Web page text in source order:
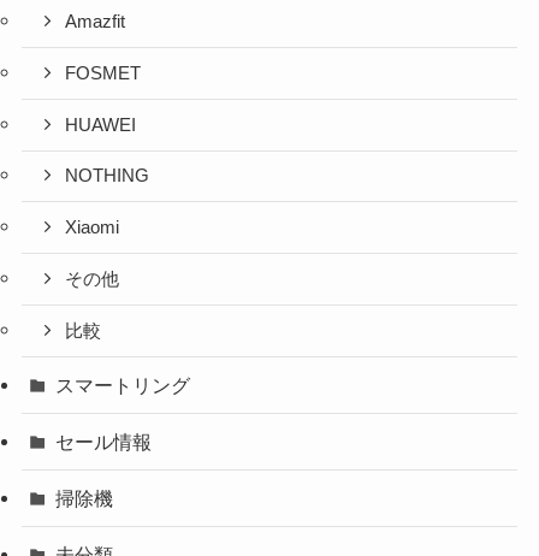
Amazfit
FOSMET
HUAWEI
NOTHING
Xiaomi
その他
比較
スマートリング
セール情報
掃除機